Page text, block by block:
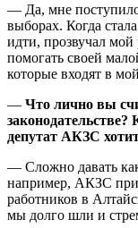
— Да, мне поступило
выборах. Когда
идти, прозвучал
помогать своей
которые входят в
— Что лично вы
депутат АКЗС
— Сложно давать
например, АКЗС
работников в
мы долго шли и